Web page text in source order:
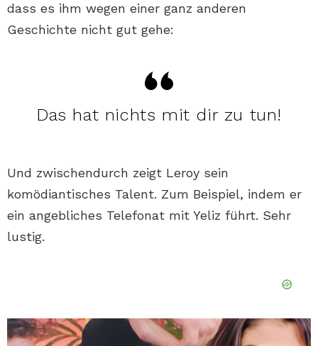
dass es ihm wegen einer ganz anderen
Geschichte nicht gut gehe:
Das hat nichts mit dir zu tun!
Und zwischendurch zeigt Leroy sein
komödiantisches Talent. Zum Beispiel, indem er
ein angebliches Telefonat mit Yeliz führt. Sehr
lustig.